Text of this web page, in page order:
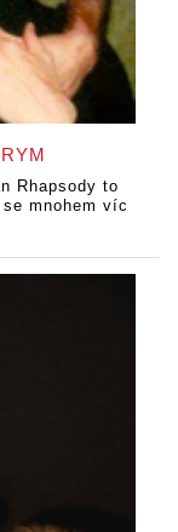
Rhapsody to
mnohem víc